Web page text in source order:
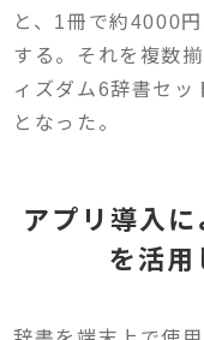
と、1冊で約4000
する。それを複数
ィズダム6辞書セッ
となった。
アプリ導入
を活用